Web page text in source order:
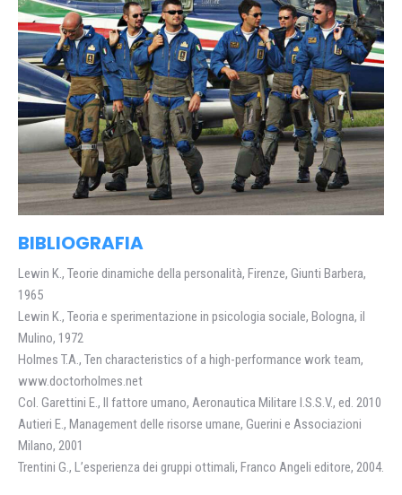
BIBLIOGRAFIA
Lewin K., Teorie dinamiche della personalità, Firenze, Giunti Barbera,
1965
Lewin K., Teoria e sperimentazione in psicologia sociale, Bologna, il
Mulino, 1972
Holmes T.A., Ten characteristics of a high-performance work team,
www.doctorholmes.net
Col. Garettini E., Il fattore umano, Aeronautica Militare I.S.S.V., ed. 2010
Autieri E., Management delle risorse umane, Guerini e Associazioni
Milano, 2001
Trentini G., L’esperienza dei gruppi ottimali, Franco Angeli editore, 2004.